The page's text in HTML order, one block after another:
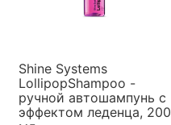
Shine Systems
LollipopShampoo -
ручной автошампунь с
эффектом леденца, 200